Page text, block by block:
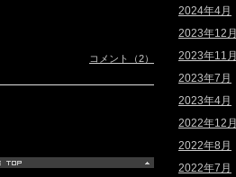
コメント（2）
2024年4月
2023年12月
2023年11月
2023年7月
2023年4月
2022年12月
2022年8月
2022年7月